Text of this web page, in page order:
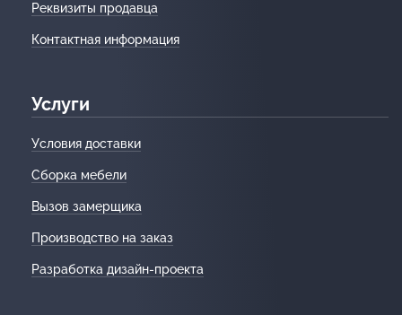
Реквизиты продавца
Контактная информация
Услуги
Условия доставки
Сборка мебели
Вызов замерщика
Производство на заказ
Разработка дизайн-проекта